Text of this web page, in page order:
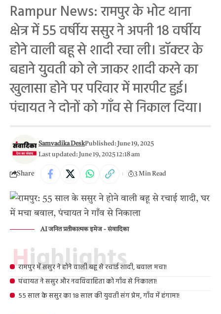
Rampur News: रामपुर के भोट थाना
क्षेत्र में 55 वर्षीय ससुर ने अपनी 18 वर्षीय
होने वाली बहू से शादी रचा ली। डॉक्टर के
बहाने युवती को ले जाकर शादी करने का
खुलासा होने पर परिवार में मारपीट हुई।
पंचायत ने दोनों को गाँव से निकाल दिया।
Last updated: June 19, 2025 12:18 am
Samvadika DeskPublished: June 19, 2025
Share 3 Min Read
AI जनित प्रतीकात्मक इमेज - संवादिका
Highlights
रामपुर में ससुर ने होने वाली बहू से रचाई शादी, बवाल मचा!
पंचायत ने ससुर और नवविवाहिता को गाँव से निकाला!
55 साल के ससुर का 18 साल की युवती संग प्रेम, गाँव में हंगामा!